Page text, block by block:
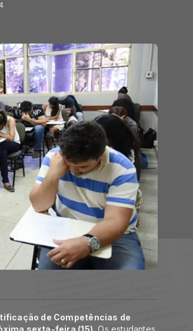
de Competências de
sexta-feira (15). Os estudantes